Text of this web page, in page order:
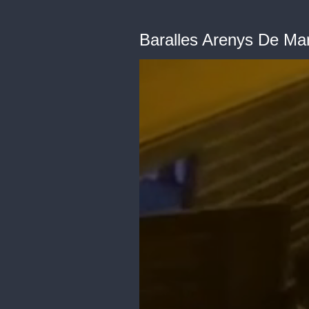
Baralles Arenys De